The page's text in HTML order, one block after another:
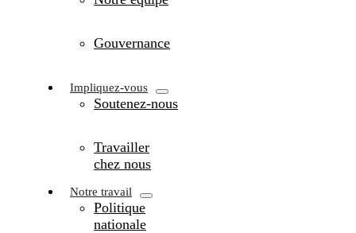
Gouvernance
Impliquez-vous
Soutenez-nous
Travailler
chez nous
Notre travail
Politique
nationale